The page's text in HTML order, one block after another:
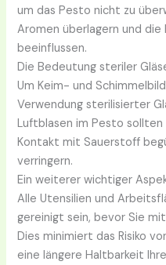
um das Pesto nicht zu
Aromen überlagern und
beeinflussen.
Die Bedeutung steriler
Um Keim- und
Verwendung sterilisierter
Luftblasen im Pesto
Kontakt mit Sauerstoff
verringern.
Ein weiterer wichtiger
Alle Utensilien und
gereinigt sein, bevor Sie
Dies minimiert das Risiko
eine längere Haltbarkeit